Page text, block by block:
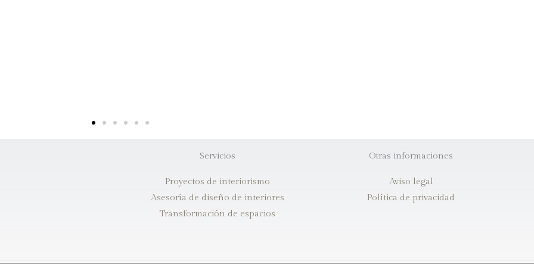
Servicios
Proyectos de interiorismo
Asesoría de diseño de interiores
Transformación de espacios
Otras informaciones
Aviso legal
Política de privacidad